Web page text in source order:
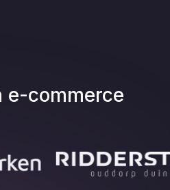
e-commerce